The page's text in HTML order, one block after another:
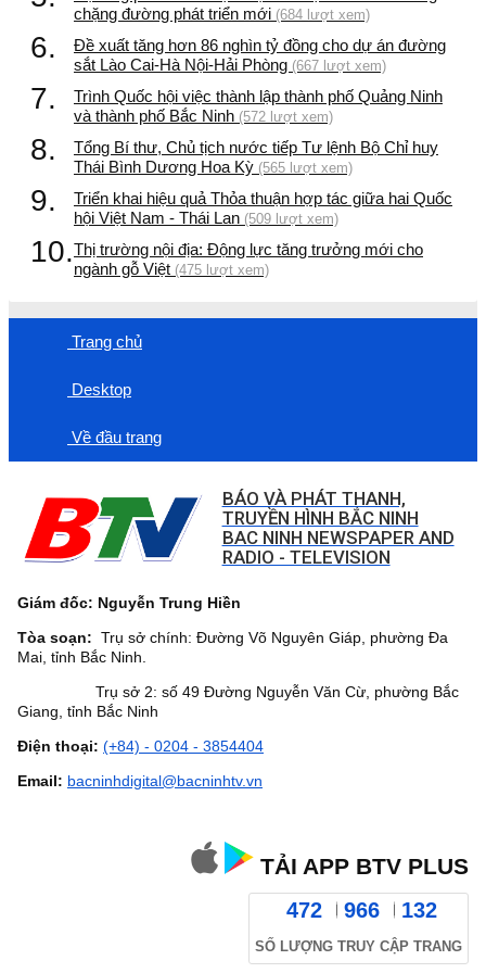
chặng đường phát triển mới (684 lượt xem)
6.
Đề xuất tăng hơn 86 nghìn tỷ đồng cho dự án đường
sắt Lào Cai-Hà Nội-Hải Phòng (667 lượt xem)
7.
Trình Quốc hội việc thành lập thành phố Quảng Ninh
và thành phố Bắc Ninh (572 lượt xem)
8.
Tổng Bí thư, Chủ tịch nước tiếp Tư lệnh Bộ Chỉ huy
Thái Bình Dương Hoa Kỳ (565 lượt xem)
9.
Triển khai hiệu quả Thỏa thuận hợp tác giữa hai Quốc
hội Việt Nam - Thái Lan (509 lượt xem)
10.Thị trường nội địa: Động lực tăng trưởng mới cho
ngành gỗ Việt (475 lượt xem)
Trang chủ
Desktop
Về đầu trang
BÁO VÀ PHÁT THANH,
TRUYỀN HÌNH BẮC NINH
BAC NINH NEWSPAPER AND
RADIO - TELEVISION
Giám đốc: Nguyễn Trung Hiền
Tòa soạn: Trụ sở chính: Đường Võ Nguyên Giáp, phường Đa
Mai, tỉnh Bắc Ninh.
Trụ sở 2: số 49 Đường Nguyễn Văn Cừ, phường Bắc
Giang, tỉnh Bắc Ninh
Điện thoại: (+84) - 0204 - 3854404
Email: bacninhdigital@bacninhtv.vn
TẢI APP BTV PLUS
472 966 132
SỐ LƯỢNG TRUY CẬP TRANG